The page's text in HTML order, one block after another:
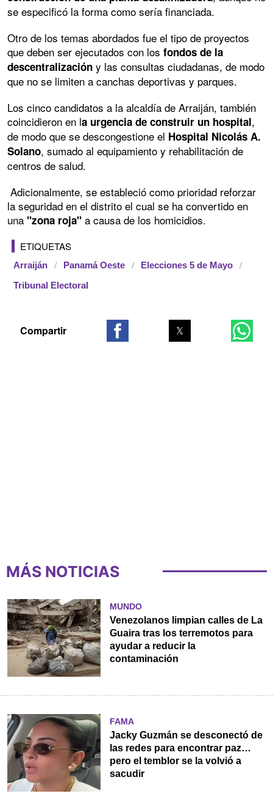
se especificó la forma como sería financiada.
Otro de los temas abordados fue el tipo de proyectos
que deben ser ejecutados con los fondos de la
descentralización y las consultas ciudadanas, de modo
que no se limiten a canchas deportivas y parques.
Los cinco candidatos a la alcaldía de Arraiján, también
coincidieron en la urgencia de construir un hospital,
de modo que se descongestione el Hospital Nicolás A.
Solano, sumado al equipamiento y rehabilitación de
centros de salud.
Adicionalmente, se estableció como prioridad reforzar
la seguridad en el distrito el cual se ha convertido en
una "zona roja" a causa de los homicidios.
ETIQUETAS
Arraiján Panamá Oeste Elecciones 5 de Mayo
Tribunal Electoral
MÁS NOTICIAS
MUNDO
Venezolanos limpian calles de La
Guaira tras los terremotos para
ayudar a reducir la
contaminación
FAMA
Jacky Guzmán se desconectó de
las redes para encontrar paz…
pero el temblor se la volvió a
sacudir